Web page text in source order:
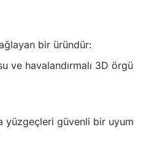
bir üründür:
ve havalandırmalı 3D örgü
yüzgeçleri güvenli bir uyum